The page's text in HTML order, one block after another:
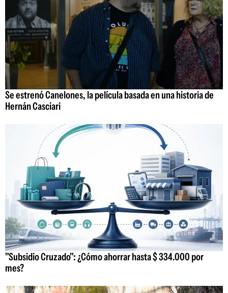
Se estrenó Canelones, la película basada en una historia de
Hernán Casciari
"Subsidio Cruzado": ¿Cómo ahorrar hasta $ 334.000 por
mes?